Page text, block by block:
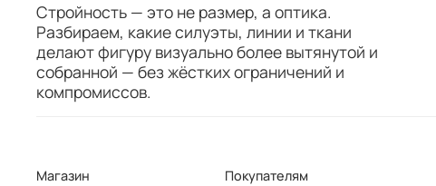
Стройность — это не размер, а оптика.
Разбираем, какие силуэты, линии и ткани
делают фигуру визуально более вытянутой и
собранной — без жёстких ограничений и
компромиссов.
Магазин
Покупателям